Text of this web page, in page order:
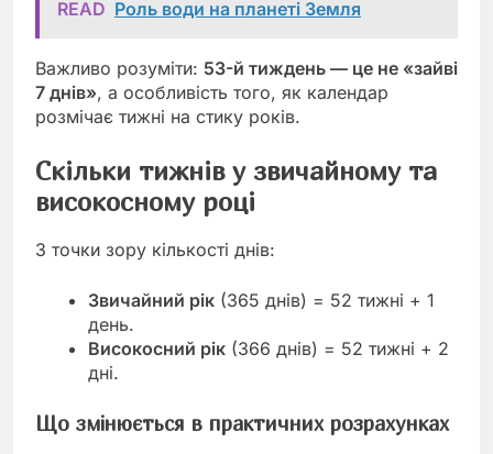
READ Роль води на планеті Земля
Важливо розуміти: 53-й тиждень — це не «зайві
7 днів», а особливість того, як календар
розмічає тижні на стику років.
Скільки тижнів у звичайному та
високосному році
З точки зору кількості днів:
Звичайний рік (365 днів) = 52 тижні + 1
день.
Високосний рік (366 днів) = 52 тижні + 2
дні.
Що змінюється в практичних розрахунках